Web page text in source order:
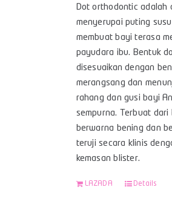
Dot orthodontic adalah
menyerupai puting
membuat bayi terasa
payudara ibu. Bentuk
disesuaikan dengan
merangsang dan
rahang dan gusi bayi
sempurna. Terbuat dari
berwarna bening dan
teruji secara klinis
kemasan blister.
LAZADA Details